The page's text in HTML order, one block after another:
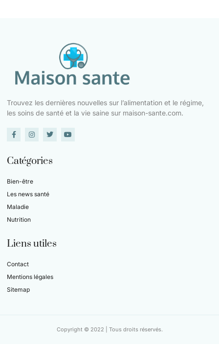
Trouvez les dernières nouvelles sur l’alimentation et le régime,
les soins de santé et la vie saine sur maison-sante.com.
Catégories
Bien-être
Les news santé
Maladie
Nutrition
Liens utiles
Contact
Mentions légales
Sitemap
Copyright © 2022 | Tous droits réservés.